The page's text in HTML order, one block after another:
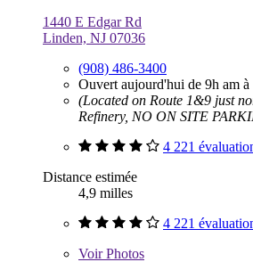
1440 E Edgar Rd
Linden, NJ 07036
(908) 486-3400
Ouvert aujourd'hui de 9h am à
(Located on Route 1&9 just
Refinery, NO ON SITE
4 221
Distance estimée
4,9 milles
4 221
VoirPhotos